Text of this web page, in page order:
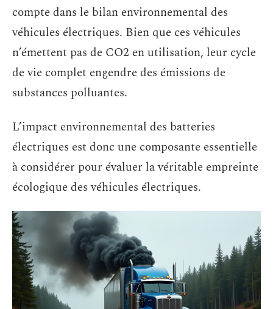
compte dans le bilan environnemental des
véhicules électriques. Bien que ces véhicules
n’émettent pas de CO2 en utilisation, leur cycle
de vie complet engendre des émissions de
substances polluantes.
L’impact environnemental des batteries
électriques est donc une composante essentielle
à considérer pour évaluer la véritable empreinte
écologique des véhicules électriques.